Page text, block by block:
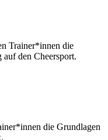
Trainer*innen die
den Cheersport.
die Grundlagen